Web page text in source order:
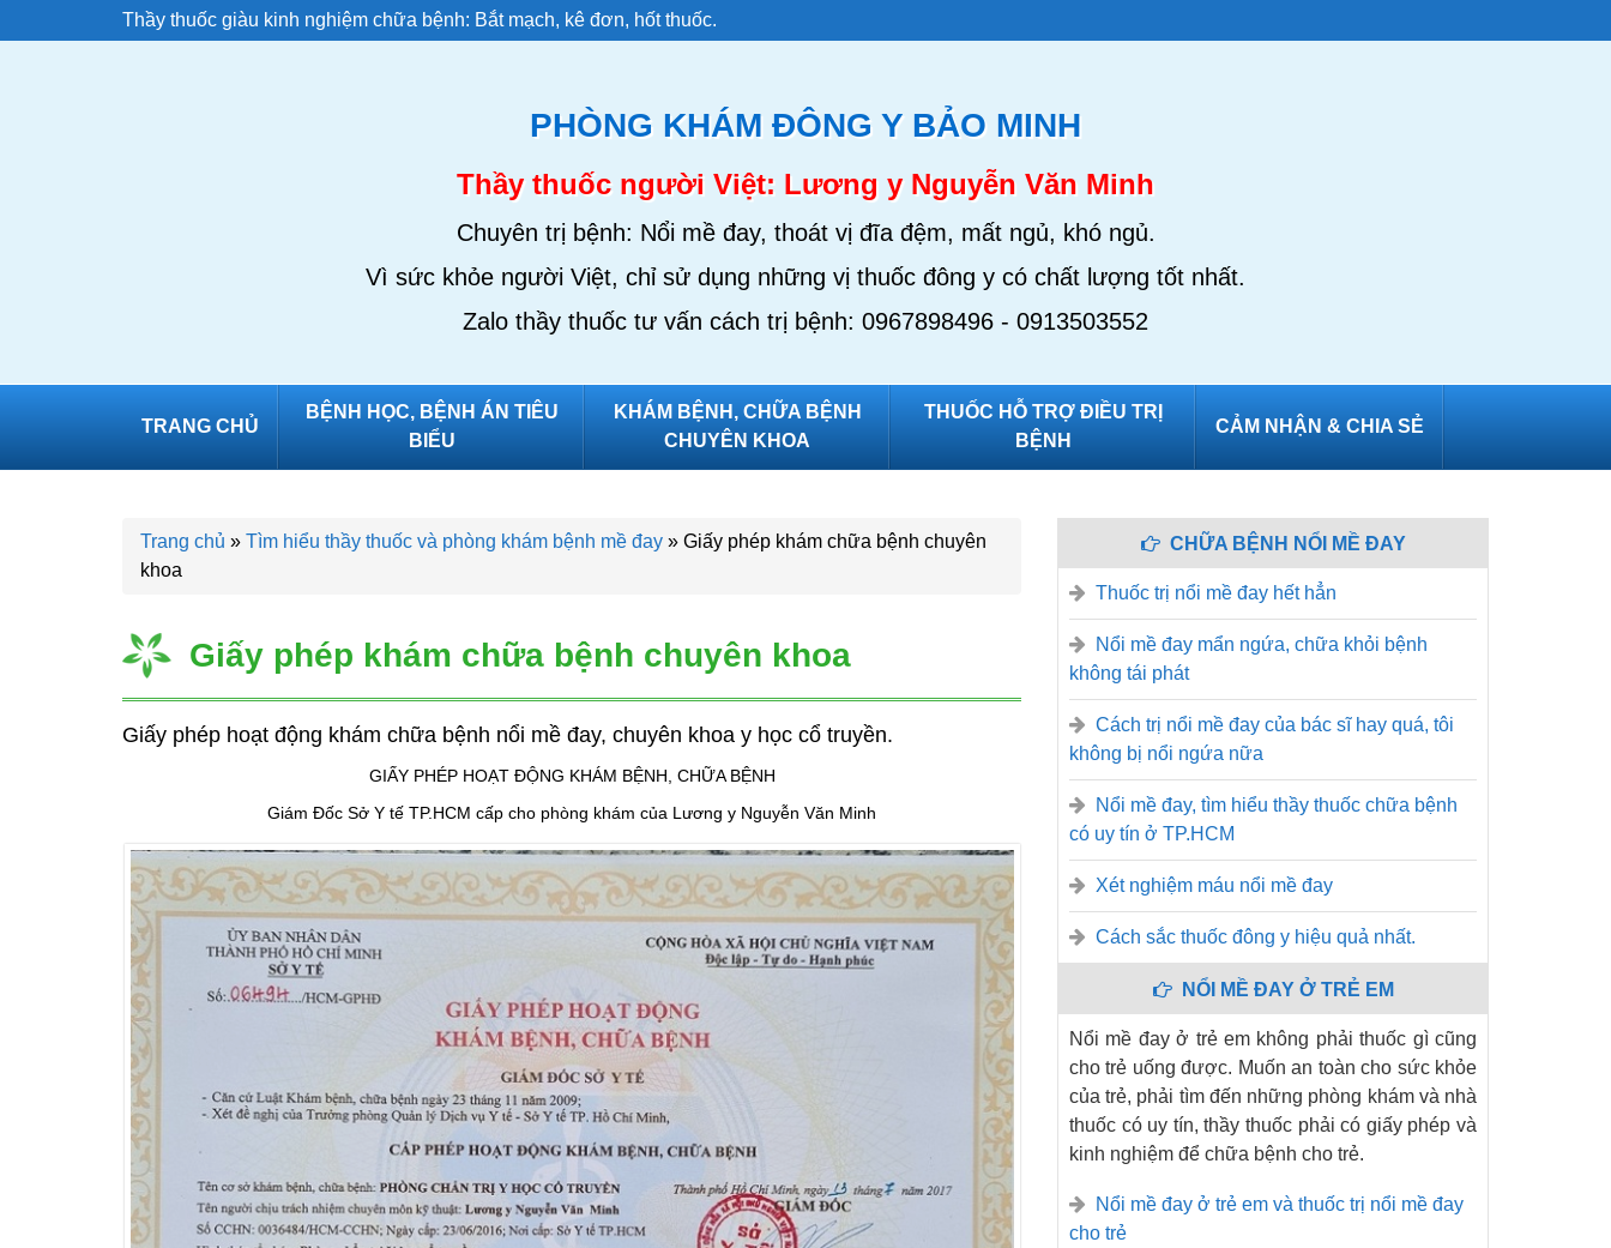
Thầy thuốc giàu kinh nghiệm chữa bệnh: Bắt mạch, kê đơn, hốt thuốc.
PHÒNG KHÁM ĐÔNG Y BẢO MINH
Thầy thuốc người Việt: Lương y Nguyễn Văn Minh
Chuyên trị bệnh: Nổi mề đay, thoát vị đĩa đệm, mất ngủ, khó ngủ.
Vì sức khỏe người Việt, chỉ sử dụng những vị thuốc đông y có chất lượng tốt nhất.
Zalo thầy thuốc tư vấn cách trị bệnh: 0967898496 - 0913503552
TRANG CHỦ
BỆNH HỌC, BỆNH ÁN TIÊU
BIỂU
KHÁM BỆNH, CHỮA BỆNH
CHUYÊN KHOA
THUỐC HỖ TRỢ ĐIỀU TRỊ
BỆNH
CẢM NHẬN & CHIA SẺ
Trang chủ » Tìm hiểu thầy thuốc và phòng khám bệnh mề đay » Giấy phép khám chữa bệnh chuyên
khoa
Giấy phép khám chữa bệnh chuyên khoa
Giấy phép hoạt động khám chữa bệnh nổi mề đay, chuyên khoa y học cổ truyền.
GIẤY PHÉP HOẠT ĐỘNG KHÁM BỆNH, CHỮA BỆNH
Giám Đốc Sở Y tế TP.HCM cấp cho phòng khám của Lương y Nguyễn Văn Minh
CHỮA BỆNH NỔI MỀ ĐAY
Thuốc trị nổi mề đay hết hẳn
Nổi mề đay mẩn ngứa, chữa khỏi bệnh
không tái phát
Cách trị nổi mề đay của bác sĩ hay quá, tôi
không bị nổi ngứa nữa
Nổi mề đay, tìm hiểu thầy thuốc chữa bệnh
có uy tín ở TP.HCM
Xét nghiệm máu nổi mề đay
Cách sắc thuốc đông y hiệu quả nhất.
NỔI MỀ ĐAY Ở TRẺ EM
Nổi mề đay ở trẻ em không phải thuốc gì cũng
cho trẻ uống được. Muốn an toàn cho sức khỏe
của trẻ, phải tìm đến những phòng khám và nhà
thuốc có uy tín, thầy thuốc phải có giấy phép và
kinh nghiệm để chữa bệnh cho trẻ.
Nổi mề đay ở trẻ em và thuốc trị nổi mề đay
cho trẻ